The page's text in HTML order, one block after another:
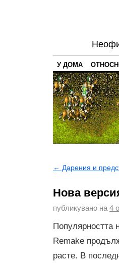
У ДОМА
← Дарения и
Нова
публикувано на4
Популярността
Remake
расте. В